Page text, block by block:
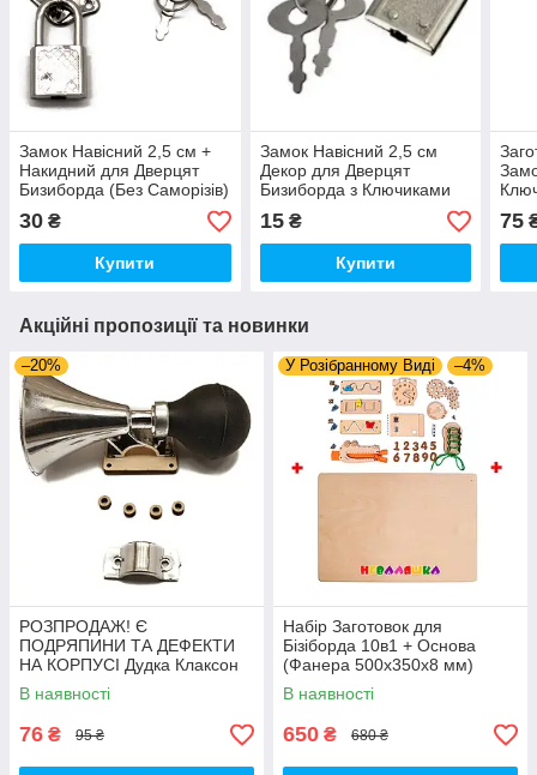
Замок Навісний 2,5 см +
Накидний для Дверцят
Бизиборда (Без Саморізів)
Срібло Колодки Замочок
бізіборда
30 ₴
Купити
Замок Навісний 2,5 см
Декор для Дверцят
Бизиборда з Ключиками
Колодки Замочок
Бізіборда
15₴
Купити
75
Акційні пропозиції та новинки
–20%
РОЗПРОДАЖ! Є
ПОДРЯПИНИ ТА ДЕФЕКТИ
НА КОРПУСІ Дудка Клаксон
для Велосипедів 14 см Фа-
Фа Пластик + Гума
В наявності
76 ₴ 95 ₴
У Розібранному Виді –4%
Набір Заготовок для
Бізіборда 10в1 + Основа
(Фанера 500x350x8 мм)
Базові Деталі, Весь Комплект
- Собери Сам
В наявності
650 ₴ 680 ₴